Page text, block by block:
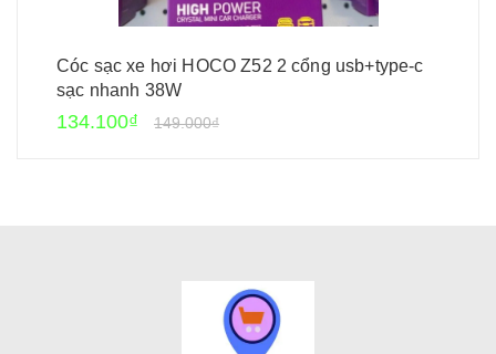
Cóc sạc xe hơi HOCO Z52 2 cổng usb+type-c
sạc nhanh 38W
134.100₫ 149.000₫